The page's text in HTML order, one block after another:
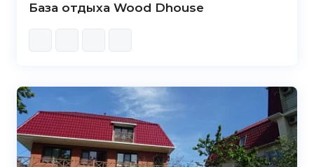
База отдыха Wood Dhouse
5.0